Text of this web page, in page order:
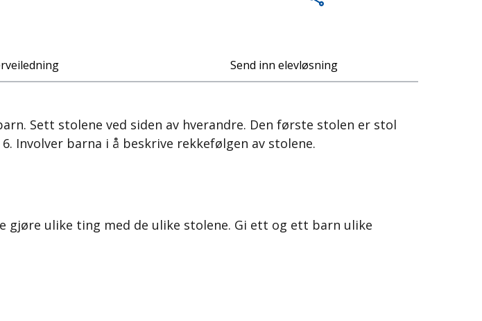
Send inn elevløsning
Sett stolene ved siden av hverandre. Den første stolen er stol
Involver barna i å beskrive rekkefølgen av stolene.
gjøre ulike ting med de ulike stolene. Gi ett og ett barn ulike